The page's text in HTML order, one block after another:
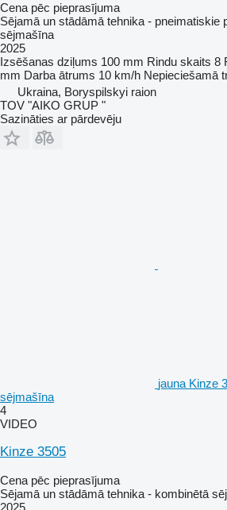
Cena pēc pieprasījuma
Sējamā un stādāmā tehnika - pneimatiskie
sējmašīna
2025
Izsēšanas dziļums 100 mm Rindu skaits 8
mm Darba ātrums 10 km/h Nepieciešamā
Ukraina, Boryspilskyi raion
TOV "AIKO GRUP "
Sazināties ar pārdevēju
jauna Kinze
sējmašīna
4
VIDEO
Kinze 3505
Cena pēc pieprasījuma
Sējamā un stādāmā tehnika - kombinētā
2025